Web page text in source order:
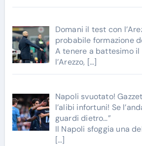
Domani il test con
probabile formazione
A tenere a battesimo il
l’Arezzo, […]
Napoli svuotato!
l’alibi infortuni! Se
guardi dietro…”
Il Napoli sfoggia una
[…]